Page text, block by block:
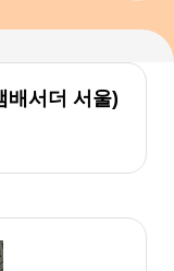
배서더 서울)